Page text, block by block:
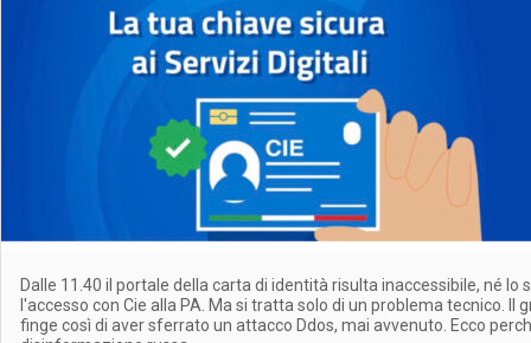
Dalle 11.40 il portale della carta di identità risulta inaccessibile, né lo
l'accesso con Cie alla PA. Ma si tratta solo di un problema tecnico. Il
finge così di aver sferrato un attacco Ddos, mai avvenuto. Ecco